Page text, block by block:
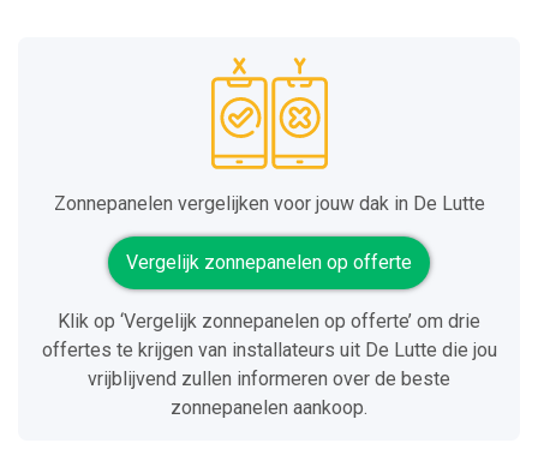
Zonnepanelen vergelijken voor jouw dak in De Lutte
Vergelijk zonnepanelen op offerte
Klik op ‘Vergelijk zonnepanelen op offerte’ om drie
offertes te krijgen van installateurs uit De Lutte die jou
vrijblijvend zullen informeren over de beste
zonnepanelen aankoop.